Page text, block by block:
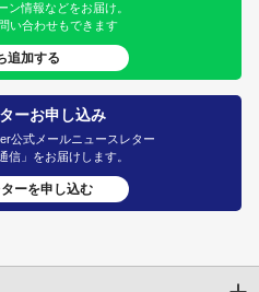
ン情報などをお届け。
い合わせもできます
追加する
ーお申し込み
公式メールニュースレター
信」をお届けします。
ーを申し込む